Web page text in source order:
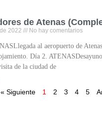
de Atenas
2022 No hay comentarios
al aeropuerto de
Día 2.
de la ciudad de
« Siguiente 1 2 3 4 5